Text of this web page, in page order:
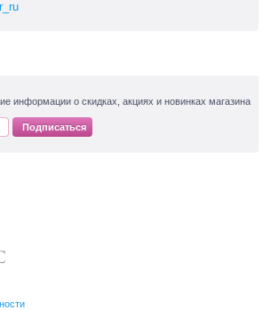
информации о скидках, акциях и новинках магазина
Подписаться